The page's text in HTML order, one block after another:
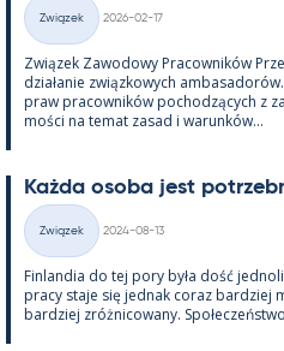
Kategorie
Związek
2026-02-17
Związek Zawo­dowy Pracow­ników
działa­nie związ­kowych
praw pracow­ników poc­hodzących z
mości na te­mat za­sad i wa­runków...
Każda osoba jest
Kategorie
Związek
2024-08-13
Fin­lan­dia do tej pory była dość
pracy staje się jed­nak co­raz bardziej
bardziej zróż­nicowany.